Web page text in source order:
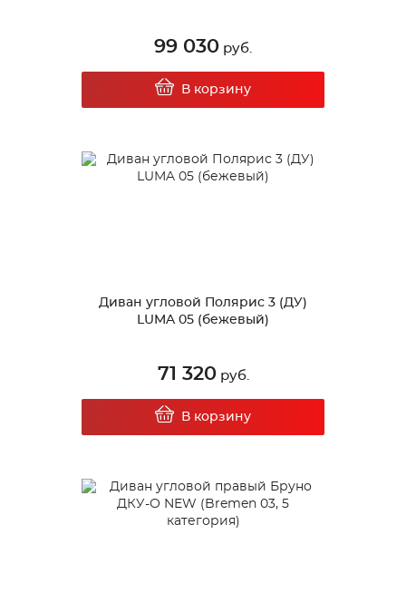
99 030 руб.
В корзину
Диван угловой Полярис 3 (ДУ)
LUMA 05 (бежевый)
71 320руб.
В корзину